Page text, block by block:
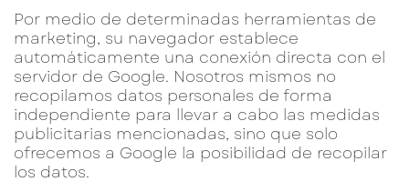
Por medio de determinadas herramientas de
marketing, su navegador establece
automáticamente una conexión directa con el
servidor de Google. Nosotros mismos no
recopilamos datos personales de forma
independiente para llevar a cabo las medidas
publicitarias mencionadas, sino que solo
ofrecemos a Google la posibilidad de recopilar
los datos.